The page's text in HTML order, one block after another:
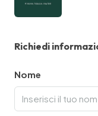
Richiedi
Nome